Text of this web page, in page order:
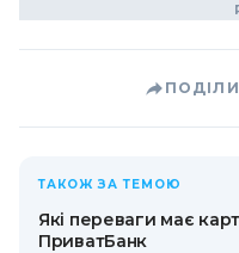
ТАКОЖ ЗА ТЕМОЮ
Які переваги має
ПриватБанк